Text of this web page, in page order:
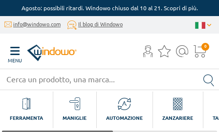
Agosto: possibili ritardi. Windowo chiuso dal 10 al 21. Scopri di più.
info@windowo.com Il blog di Windowo
MENU
0
FERRAMENTA MANIGLIE AUTOMAZIONE ZANZARIERE